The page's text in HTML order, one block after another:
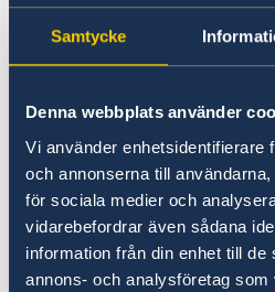
Samtycke
Denna webbplats använder
Vi använder enhetsidentifierare
och annonserna till
för sociala medier och
vidarebefordrar även sådana
information från din enhet till de
annons- och analysföretag
Några råd:
förvara kontanter och
ställen;
använd inte
undvik att hänga
på stolen på
platser;